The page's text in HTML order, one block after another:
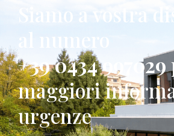
Siamo a vostra
al numero
+39 0434 997029
maggiori
urgenze